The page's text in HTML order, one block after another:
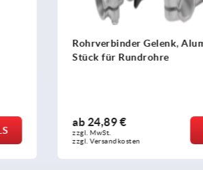
T-
Rohrverbinder
mit
ab
zzgl. Versandkosten